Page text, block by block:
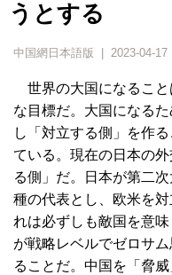
うとする
中国網日本語版 | 2023-04-17
世界の大国になること
な目標だ。大国になる
し「対立する側」を作
ている。現在の日本の
る側」だ。日本が第二
種の代表とし、欧米を
れは必ずしも敵国を意
が戦略レベルでゼロサ
ることだ。中国を「脅